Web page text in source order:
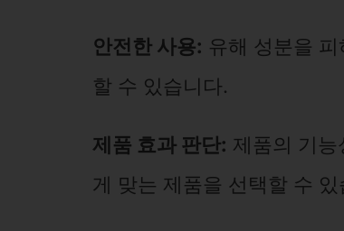
안전한 사용: 유해 성분을
할 수 있습니다.
제품 효과 판단: 제품의 기
게 맞는 제품을 선택할 수 있